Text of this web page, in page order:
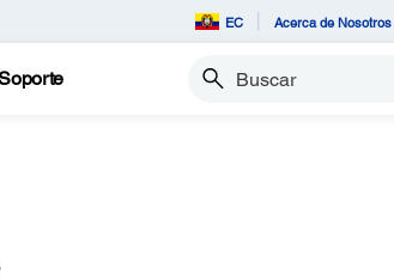
EC Acerca de Nosotros
Buscar